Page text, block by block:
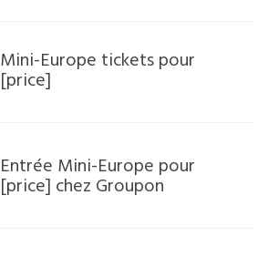
Mini-Europe tickets pour
[price]
Entrée Mini-Europe pour
[price] chez Groupon